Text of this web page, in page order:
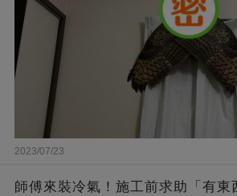
2023/07/23
師傅來裝冷氣！施工前求助「有東